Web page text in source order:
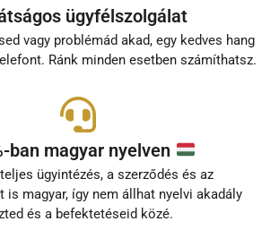
ügyfélszolgálat
vagy problémád akad, egy kedves hang
Ránk minden esetben számíthatsz.
ban magyar nyelven
ügyintézés, a szerződés és az
is magyar, így nem állhat nyelvi akadály
és a befektetéseid közé.